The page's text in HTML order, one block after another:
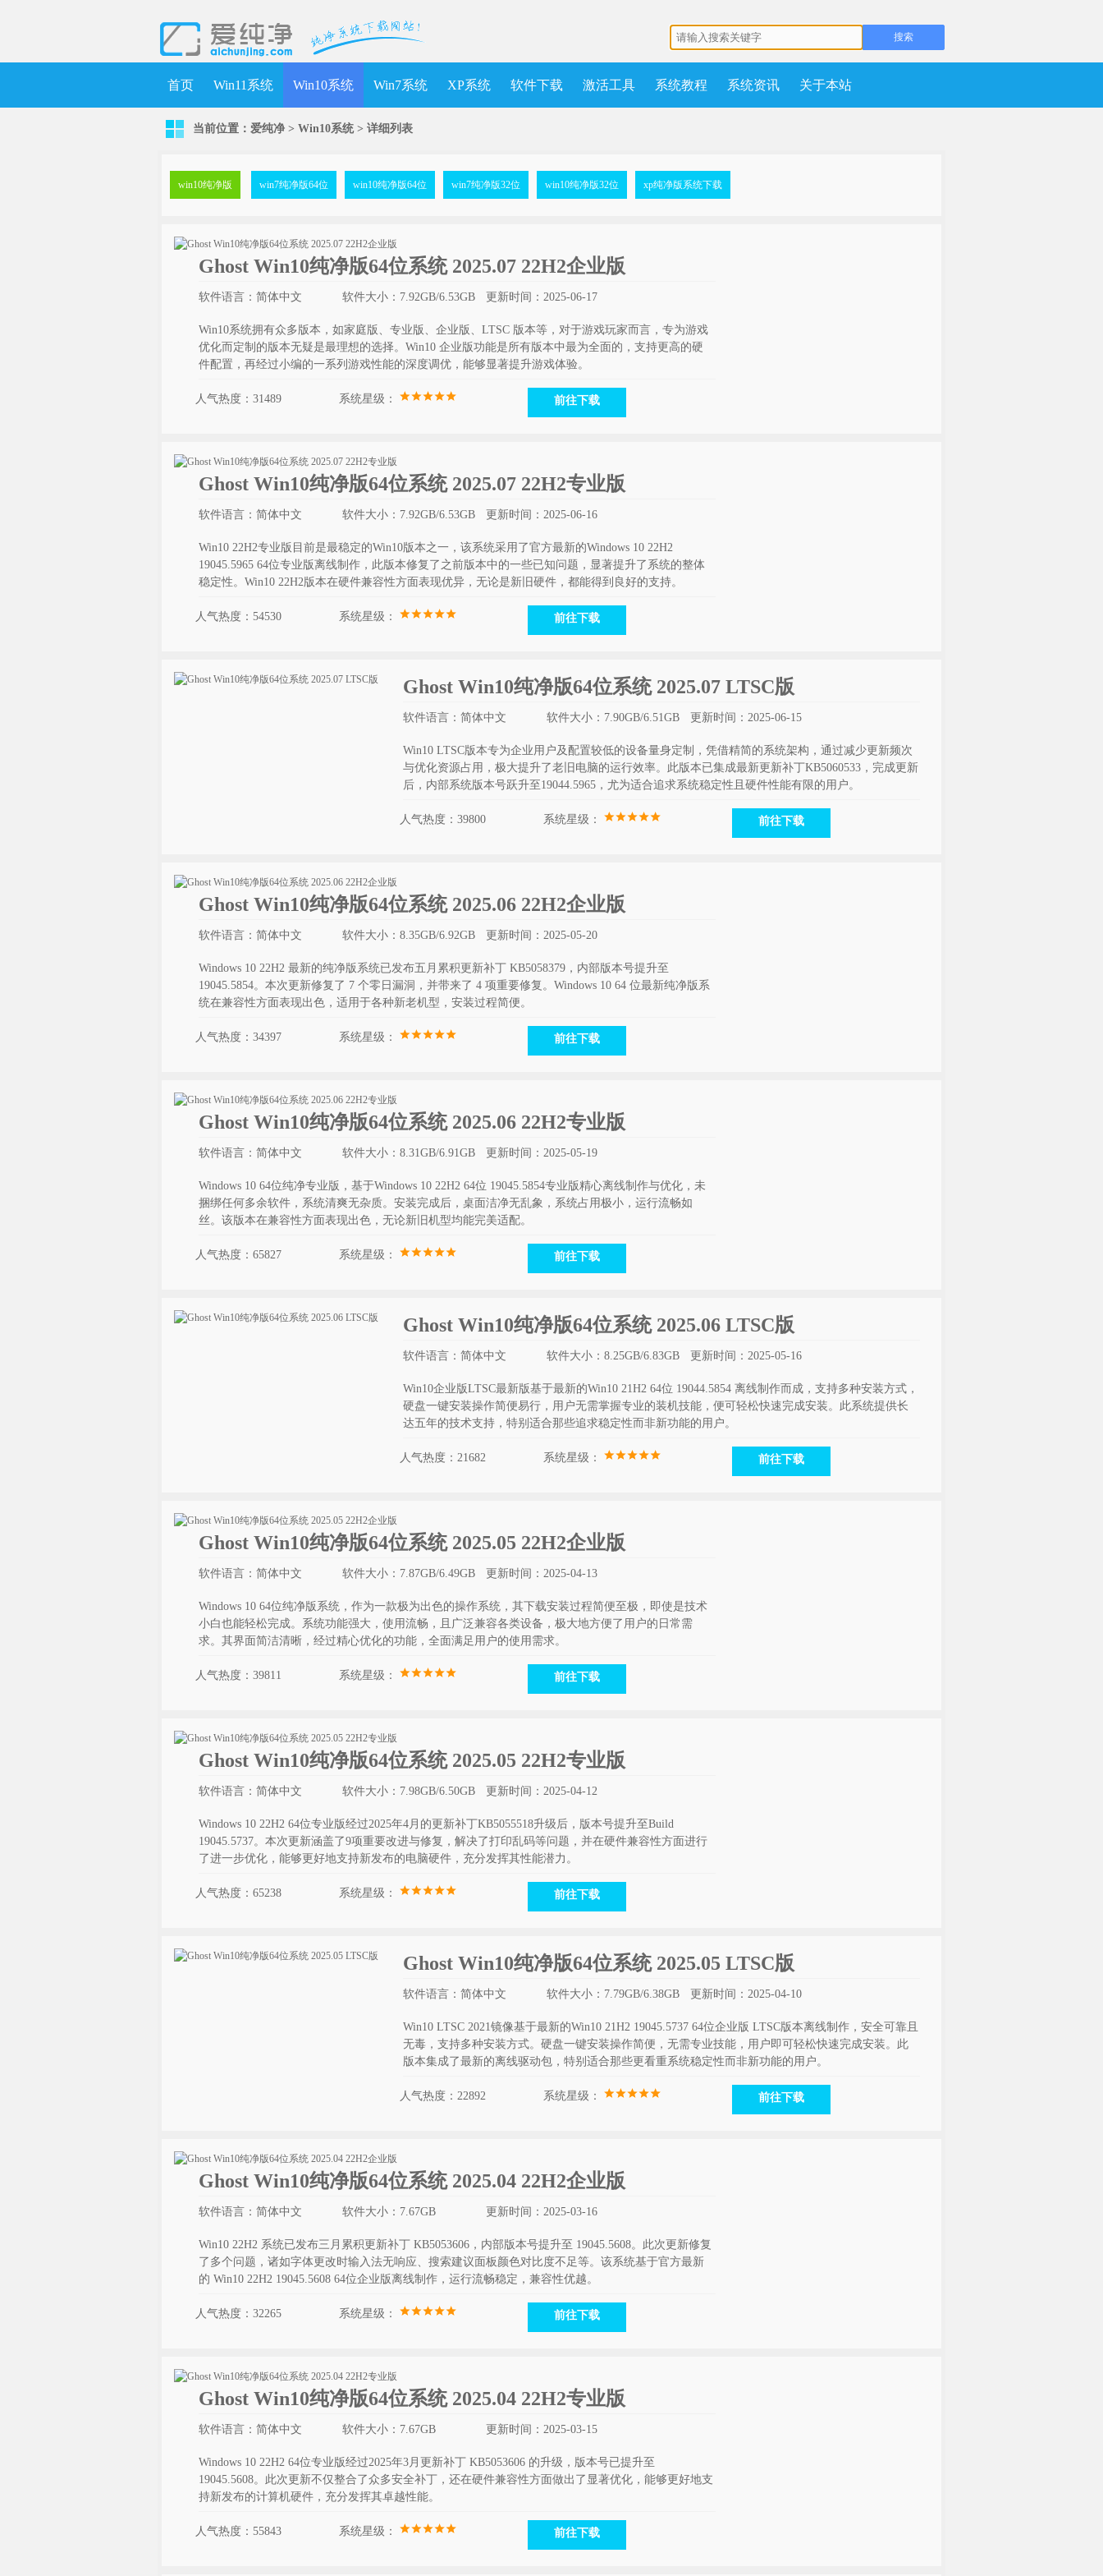
首页 Win11系统 Win10系统 Win7系统 XP系统 软件下载 激活工具 系统教程 系统资讯 关于本站
当前位置： 爱纯净 > Win10系统> 详细列表
win10纯净版 win7纯净版64位 win10纯净版64位 win7纯净版32位 win10纯净版32位 xp纯净版系统下载
Ghost Win10纯净版64位系统 2025.07 22H2企业版
软件语言：简体中文 软件大小：7.92GB/6.53GB 更新时间：2025-06-17
Win10系统拥有众多版本，如家庭版、专业版、企业版、LTSC 版本等，对于游戏玩家而言，专为游戏
优化而定制的版本无疑是最理想的选择。Win10 企业版功能是所有版本中最为全面的，支持更高的硬
件配置，再经过小编的一系列游戏性能的深度调优，能够显著提升游戏体验。
人气热度：31489 系统星级： 前往下载
Ghost Win10纯净版64位系统 2025.07 22H2专业版
软件语言：简体中文 软件大小：7.92GB/6.53GB 更新时间：2025-06-16
Win10 22H2专业版目前是最稳定的Win10版本之一，该系统采用了官方最新的Windows 10 22H2
19045.5965 64位专业版离线制作，此版本修复了之前版本中的一些已知问题，显著提升了系统的整体
稳定性。Win10 22H2版本在硬件兼容性方面表现优异，无论是新旧硬件，都能得到良好的支持。
人气热度：54530 系统星级： 前往下载
Ghost Win10纯净版64位系统 2025.07 LTSC版
软件语言：简体中文 软件大小：7.90GB/6.51GB 更新时间：2025-06-15
Win10 LTSC版本专为企业用户及配置较低的设备量身定制，凭借精简的系统架构，通过减少更新频次
与优化资源占用，极大提升了老旧电脑的运行效率。此版本已集成最新更新补丁KB5060533，完成更新
后，内部系统版本号跃升至19044.5965，尤为适合追求系统稳定性且硬件性能有限的用户。
人气热度：39800 系统星级： 前往下载
Ghost Win10纯净版64位系统 2025.06 22H2企业版
软件语言：简体中文 软件大小：8.35GB/6.92GB 更新时间：2025-05-20
Windows 10 22H2 最新的纯净版系统已发布五月累积更新补丁 KB5058379，内部版本号提升至
19045.5854。本次更新修复了 7 个零日漏洞，并带来了 4 项重要修复。Windows 10 64 位最新纯净版系
统在兼容性方面表现出色，适用于各种新老机型，安装过程简便。
人气热度：34397 系统星级： 前往下载
Ghost Win10纯净版64位系统 2025.06 22H2专业版
软件语言：简体中文 软件大小：8.31GB/6.91GB 更新时间：2025-05-19
Windows 10 64位纯净专业版，基于Windows 10 22H2 64位 19045.5854专业版精心离线制作与优化，未
捆绑任何多余软件，系统清爽无杂质。安装完成后，桌面洁净无乱象，系统占用极小，运行流畅如
丝。该版本在兼容性方面表现出色，无论新旧机型均能完美适配。
人气热度：65827 系统星级： 前往下载
Ghost Win10纯净版64位系统 2025.06 LTSC版
软件语言：简体中文 软件大小：8.25GB/6.83GB 更新时间：2025-05-16
Win10企业版LTSC最新版基于最新的Win10 21H2 64位 19044.5854 离线制作而成，支持多种安装方式，
硬盘一键安装操作简便易行，用户无需掌握专业的装机技能，便可轻松快速完成安装。此系统提供长
达五年的技术支持，特别适合那些追求稳定性而非新功能的用户。
人气热度：21682 系统星级： 前往下载
Ghost Win10纯净版64位系统 2025.05 22H2企业版
软件语言：简体中文 软件大小：7.87GB/6.49GB 更新时间：2025-04-13
Windows 10 64位纯净版系统，作为一款极为出色的操作系统，其下载安装过程简便至极，即使是技术
小白也能轻松完成。系统功能强大，使用流畅，且广泛兼容各类设备，极大地方便了用户的日常需
求。其界面简洁清晰，经过精心优化的功能，全面满足用户的使用需求。
人气热度：39811 系统星级： 前往下载
Ghost Win10纯净版64位系统 2025.05 22H2专业版
软件语言：简体中文 软件大小：7.98GB/6.50GB 更新时间：2025-04-12
Windows 10 22H2 64位专业版经过2025年4月的更新补丁KB5055518升级后，版本号提升至Build
19045.5737。本次更新涵盖了9项重要改进与修复，解决了打印乱码等问题，并在硬件兼容性方面进行
了进一步优化，能够更好地支持新发布的电脑硬件，充分发挥其性能潜力。
人气热度：65238 系统星级： 前往下载
Ghost Win10纯净版64位系统 2025.05 LTSC版
软件语言：简体中文 软件大小：7.79GB/6.38GB 更新时间：2025-04-10
Win10 LTSC 2021镜像基于最新的Win10 21H2 19045.5737 64位企业版 LTSC版本离线制作，安全可靠且
无毒，支持多种安装方式。硬盘一键安装操作简便，无需专业技能，用户即可轻松快速完成安装。此
版本集成了最新的离线驱动包，特别适合那些更看重系统稳定性而非新功能的用户。
人气热度：22892 系统星级： 前往下载
Ghost Win10纯净版64位系统 2025.04 22H2企业版
软件语言：简体中文 软件大小：7.67GB 更新时间：2025-03-16
Win10 22H2 系统已发布三月累积更新补丁 KB5053606，内部版本号提升至 19045.5608。此次更新修复
了多个问题，诸如字体更改时输入法无响应、搜索建议面板颜色对比度不足等。该系统基于官方最新
的 Win10 22H2 19045.5608 64位企业版离线制作，运行流畅稳定，兼容性优越。
人气热度：32265 系统星级： 前往下载
Ghost Win10纯净版64位系统 2025.04 22H2专业版
软件语言：简体中文 软件大小：7.67GB 更新时间：2025-03-15
Windows 10 22H2 64位专业版经过2025年3月更新补丁 KB5053606 的升级，版本号已提升至
19045.5608。此次更新不仅整合了众多安全补丁，还在硬件兼容性方面做出了显著优化，能够更好地支
持新发布的计算机硬件，充分发挥其卓越性能。
人气热度：55843 系统星级： 前往下载